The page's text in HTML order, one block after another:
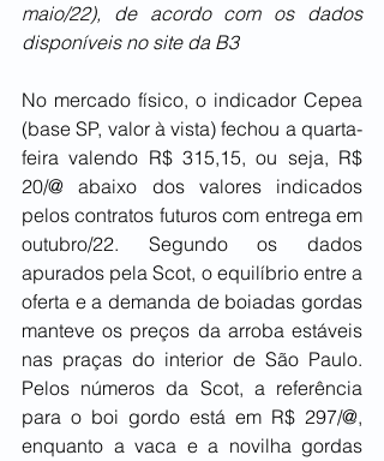
maio/22), de acordo com os dados
disponíveis no site da B3
No mercado físico, o indicador Cepea
(base SP, valor à vista) fechou a quarta-
feira valendo R$ 315,15, ou seja, R$
20/@ abaixo dos valores indicados
pelos contratos futuros com entrega em
outubro/22. Segundo os dados
apurados pela Scot, o equilíbrio entre a
oferta e a demanda de boiadas gordas
manteve os preços da arroba estáveis
nas praças do interior de São Paulo.
Pelos números da Scot, a referência
para o boi gordo está em R$ 297/@,
enquanto a vaca e a novilha gordas